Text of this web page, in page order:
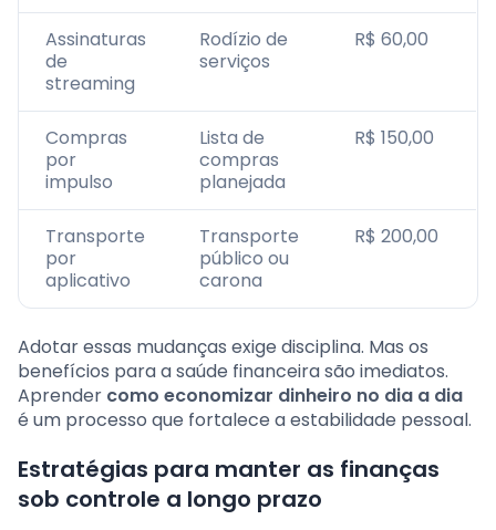
Assinaturas
de
streaming
Rodízio de
serviços
R$ 60,00
Compras
por
impulso
Lista de
compras
planejada
R$ 150,00
Transporte
por
aplicativo
Transporte
público ou
carona
R$ 200,00
Adotar essas mudanças exige disciplina. Mas os
benefícios para a saúde financeira são imediatos.
Aprender como economizar dinheiro no dia a dia
é um processo que fortalece a estabilidade pessoal.
Estratégias para manter as finanças
sob controle a longo prazo